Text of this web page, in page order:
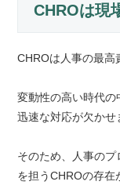
CHROは現
CHROは人事の最高
変動性の高い時代
迅速な対応が欠かせ
そのため、人事の
を担うCHROの存在